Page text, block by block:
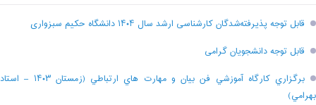
قابل توجه پذیرفته‌شدگان کارشناسی ارشد سال ۱۴۰۴ دانشگاه حکیم سبزواری
قابل توجه دانشجویان گرامی
برگزاري کارگاه آموزشي فن بيان و مهارت هاي ارتباطي (زمستان ۱۴۰۳ – استاد
بهرامي)